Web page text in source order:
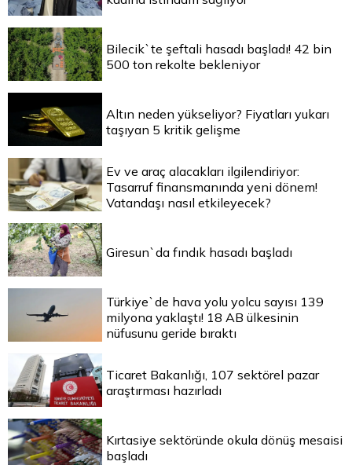
Bilecik`te şeftali hasadı başladı! 42 bin
500 ton rekolte bekleniyor
Altın neden yükseliyor? Fiyatları yukarı
taşıyan 5 kritik gelişme
Ev ve araç alacakları ilgilendiriyor:
Tasarruf finansmanında yeni dönem!
Vatandaşı nasıl etkileyecek?
Giresun`da fındık hasadı başladı
Türkiye`de hava yolu yolcu sayısı 139
milyona yaklaştı! 18 AB ülkesinin
nüfusunu geride bıraktı
Ticaret Bakanlığı, 107 sektörel pazar
araştırması hazırladı
Kırtasiye sektöründe okula dönüş mesaisi
başladı